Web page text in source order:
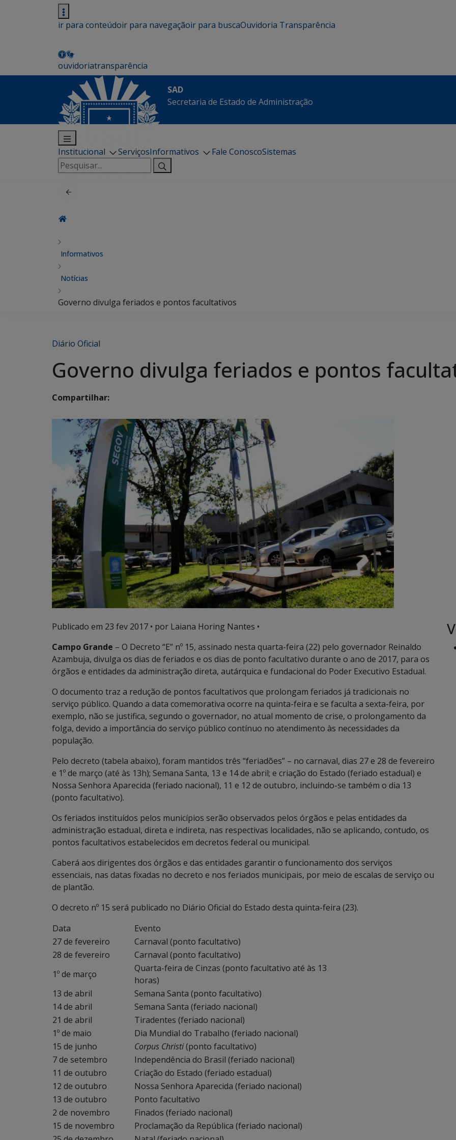
ir para conteúdoir para navegaçãoir para buscaOuvidoria Transparência
ouvidoriatransparência
SAD
Secretaria de Estado de Administração
Institucional ServiçosInformativos Fale ConoscoSistemas
Pesquisar
por:
Informativos
Notícias
Governo divulga feriados e pontos facultativos
Diário Oficial
Governo divulga feriados e pontos
Compartilhar:
Publicado em 23 fev 2017 • por Laiana Horing Nantes •
Campo Grande – O Decreto “E” nº 15, assinado nesta quarta-feira (22) pelo governador Reinaldo
Azambuja, divulga os dias de feriados e os dias de ponto facultativo durante o ano de 2017, para os
órgãos e entidades da administração direta, autárquica e fundacional do Poder Executivo Estadual.
O documento traz a redução de pontos facultativos que prolongam feriados já tradicionais no
serviço público. Quando a data comemorativa ocorre na quinta-feira e se faculta a sexta-feira, por
exemplo, não se justifica, segundo o governador, no atual momento de crise, o prolongamento da
folga, devido a importância do serviço público contínuo no atendimento às necessidades da
população.
Pelo decreto (tabela abaixo), foram mantidos três “feriadões” – no carnaval, dias 27 e 28 de fevereiro
e 1º de março (até às 13h); Semana Santa, 13 e 14 de abril; e criação do Estado (feriado estadual) e
Nossa Senhora Aparecida (feriado nacional), 11 e 12 de outubro, incluindo-se também o dia 13
(ponto facultativo).
Os feriados instituídos pelos municípios serão observados pelos órgãos e pelas entidades da
administração estadual, direta e indireta, nas respectivas localidades, não se aplicando, contudo, os
pontos facultativos estabelecidos em decretos federal ou municipal.
Caberá aos dirigentes dos órgãos e das entidades garantir o funcionamento dos serviços
essenciais, nas datas fixadas no decreto e nos feriados municipais, por meio de escalas de serviço ou
de plantão.
O decreto nº 15 será publicado no Diário Oficial do Estado desta quinta-feira (23).
Data
Evento
27 de fevereiro
Carnaval (ponto facultativo)
28 de fevereiro
Carnaval (ponto facultativo)
1º de março
Quarta-feira de Cinzas (ponto facultativo até às 13
horas)
13 de abril
Semana Santa (ponto facultativo)
14 de abril
Semana Santa (feriado nacional)
21 de abril
Tiradentes (feriado nacional)
1º de maio
Dia Mundial do Trabalho (feriado nacional)
15 de junho
Corpus Christi(ponto facultativo)
7 de setembro
Independência do Brasil (feriado nacional)
11 de outubro
Criação do Estado (feriado estadual)
12 de outubro
Nossa Senhora Aparecida (feriado nacional)
13 de outubro
Ponto facultativo
2 de novembro
Finados (feriado nacional)
15 de novembro
Proclamação da República (feriado nacional)